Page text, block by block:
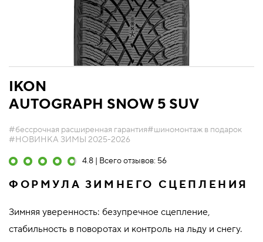
IKON
AUTOGRAPH SNOW 5 SUV
#бессрочная расширенная гарантия#шиномонтаж в подарок
#НОВИНКА ЗИМЫ 2025-2026
4.8 | Всего отзывов: 56
ФОРМУЛА ЗИМНЕГО СЦЕПЛЕНИЯ
Зимняя уверенность: безупречное сцепление,
стабильность в поворотах и контроль на льду и снегу.